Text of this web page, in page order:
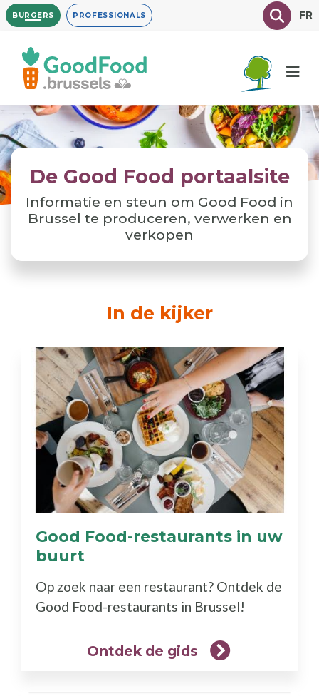
Overslaan
en
inhoud
gaan
BURGERS PROFESSIONALS TexteFR
De Good Food portaalsite
Informatie en steun om Good Food in
Brussel te produceren, verwerken en
verkopen
In de kijker
Good Food-restaurants in uw
buurt
gids)
Op zoek naar een restaurant? Ontdek de
Good Food-restaurants in Brussel!
Ontdek de gids